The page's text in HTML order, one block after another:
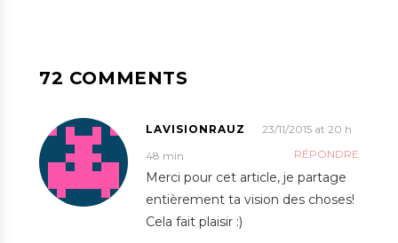
72 COMMENTS
LAVISIONRAUZ
23/11/2015 at 20 h
48 min
RÉPONDRE
Merci pour cet article, je partage
entièrement ta vision des choses!
Cela fait plaisir :)